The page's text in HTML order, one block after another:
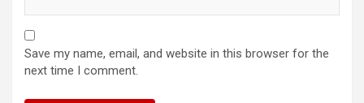
Save my name, email, and website in this browser for the
next time I comment.